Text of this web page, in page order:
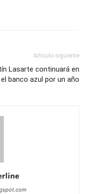
Artículo siguiente
Lasarte continuará en
el banco azul por un año